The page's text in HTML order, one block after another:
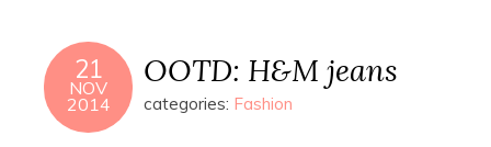
21
NOV
2014
OOTD: H&M jeans
categories: Fashion